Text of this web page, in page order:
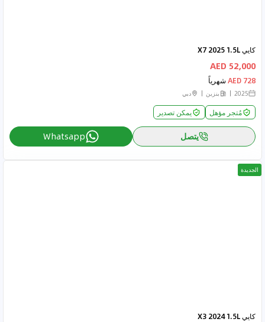
كايي X7 2025 1.5L
52,000 AED
728 AED شهرياً
2025 بنزين دبي
مُتجر مؤهل يمكن تصدير
يتصل Whatsapp
الجديدة
كايي X3 2024 1.5L